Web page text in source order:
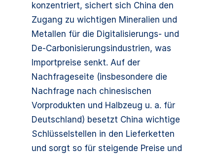
konzentriert, sichert sich China den
Zugang zu wichtigen Mineralien und
Metallen für die Digitalisierungs- und
De-Carbonisierungsindustrien, was
Importpreise senkt. Auf der
Nachfrageseite (insbesondere die
Nachfrage nach chinesischen
Vorprodukten und Halbzeug u. a. für
Deutschland) besetzt China wichtige
Schlüsselstellen in den Lieferketten
und sorgt so für steigende Preise und